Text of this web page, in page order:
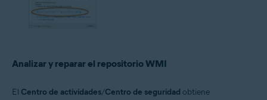
Analizar y reparar el repositorio WMI
El Centro de actividades/Centro de seguridad obtiene